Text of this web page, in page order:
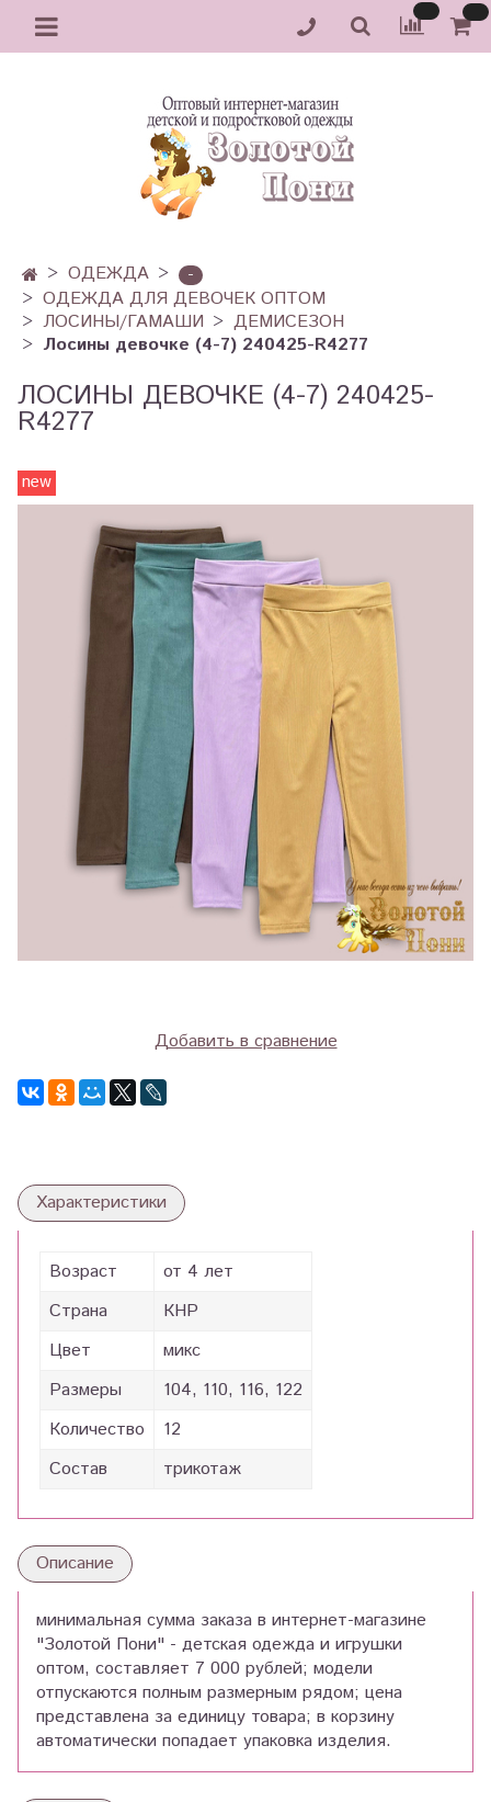
ОДЕЖДА
-
ОДЕЖДА ДЛЯ ДЕВОЧЕК ОПТОМ
ЛОСИНЫ/ГАМАШИ
ДЕМИСЕЗОН
Лосины девочке (4-7) 240425-R4277
ЛОСИНЫ ДЕВОЧКЕ (4-7) 240425-
R4277
new
Добавить в сравнение
Характеристики
Возраст
от 4 лет
Страна
КНР
Цвет
микс
Размеры
104, 110, 116, 122
Количество
12
Состав
трикотаж
Описание
минимальная сумма заказа в интернет-магазине
"Золотой Пони" - детская одежда и игрушки
оптом, составляет 7 000 рублей; модели
отпускаются полным размерным рядом; цена
представлена за единицу товара; в корзину
автоматически попадает упаковка изделия.